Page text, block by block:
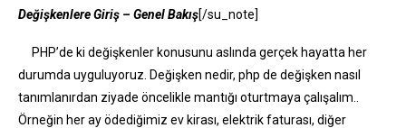
Değişkenlere Giriş – Genel Bakış[/su_note]
PHP’de ki değişkenler konusunu aslında gerçek hayatta her
durumda uyguluyoruz. Değişken nedir, php de değişken nasıl
tanımlanırdan ziyade öncelikle mantığı oturtmaya çalışalım..
Örneğin her ay ödediğimiz ev kirası, elektrik faturası, diğer